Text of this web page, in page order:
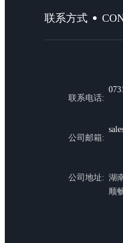
联系方式
联系电话:
公司邮箱:
公司地址: 湖
顺